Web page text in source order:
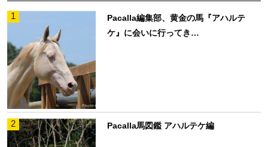
1
Pacalla編集部、黄金の馬『アハルテ
ケ』に会いに行ってき…
2 Pacalla馬図鑑 アハルテケ編